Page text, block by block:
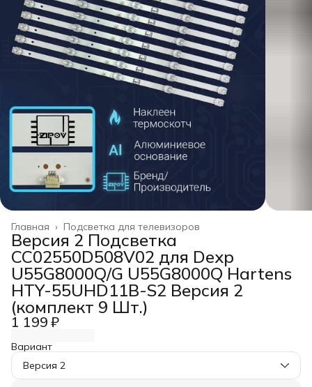
Подсветка для телевизоров
Главная ›
Версия 2 Подсветка
CC02550D508V02 для Dexp
U55G8000Q/G U55G8000Q Hartens
HTY-55UHD11B-S2 Версия 2
(комплект 9 Шт.)
1 199 ₽
Вариант
Версия 2